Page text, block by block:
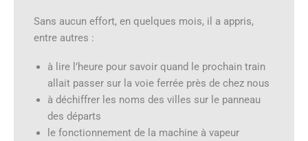
Sans aucun effort, en quelques mois, il a appris,
entre autres :
à lire l’heure pour savoir quand le prochain train
allait passer sur la voie ferrée près de chez nous
à déchiffrer les noms des villes sur le panneau
des départs
le fonctionnement de la machine à vapeur